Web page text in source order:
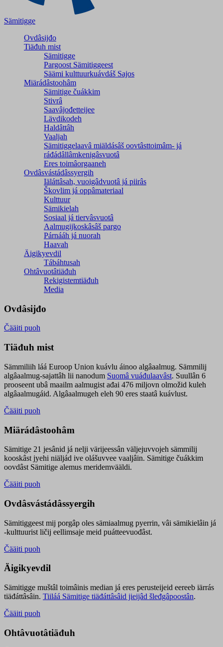
Sämitigge
Ovdâsijđo
Tiäđuh mist
Sämitigge
Pargoost Sämitiggeest
Säämi kulttuurkuávdáš Sajos
Miärádâstoohâm
Sämitige čuákkim
Stivrâ
Saavâjođetteijee
Lävdikodeh
Haldâttâh
Vaaljah
Sämitiggelaavâ miäldásâš oovtâsttoimâm- já
ráđádâllâmkenigâsvuotâ
Eres toimâorgaaneh
Ovdâsvástádâssyergih
Iäláttâsah, vuoigâdvuotâ já piirâs
Škovlim já oppâmateriaal
Kulttuur
Sämikielah
Sosiaal já tiervâsvuotâ
Aalmugijkoskâsâš pargo
Párnááh já nuorah
Haavah
Äigikyevdil
Tábáhtusah
Ohtâvuotâtiäđuh
Rekigistemtiäđuh
Media
Ovdâsijđo
Čääiti puoh
Tiäđuh mist
Sämmiliih láá Euroop Union kuávlu áinoo algâaalmug. Sämmilij
algâaalmug-sajattâh lii nanodum Suomâ vuáđulaavâst. Suullân 6
prooseent ubâ maailm aalmugist ađai 476 miljovn olmožid kuleh
algâaalmugáid. Algâaalmugeh eleh 90 eres staatâ kuávlust.
Čääiti puoh
Miärádâstoohâm
Sämitige 21 jesânid já nelji värijeessân väljejuvvojeh sämmilij
kooskâst jyehi niäljád ive olášuvvee vaaljâin. Sämitige čuákkim
oovdâst Sämitige alemus meridemvääldi.
Čääiti puoh
Ovdâsvástádâssyergih
Sämitiggeest mij porgâp oles sämiaalmug pyerrin, vâi sämikielâin já
-kulttuurist ličij eellimsaje meid puátteevuođâst.
Čääiti puoh
Äigikyevdil
Sämitigge muštâl toimâinis median já eres perusteijeid eereeb iärrás
tiäđáttâsâin. Tiiláá Sämitige tiäđáttâsâid jieijâd šleđgâpoostân.
Čääiti puoh
Ohtâvuotâtiäđuh